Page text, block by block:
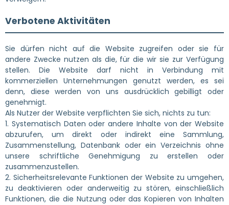
Verbotene Aktivitäten
Sie dürfen nicht auf die Website zugreifen oder sie für
andere Zwecke nutzen als die, für die wir sie zur Verfügung
stellen. Die Website darf nicht in Verbindung mit
kommerziellen Unternehmungen genutzt werden, es sei
denn, diese werden von uns ausdrücklich gebilligt oder
genehmigt.
Als Nutzer der Website verpflichten Sie sich, nichts zu tun:
1. Systematisch Daten oder andere Inhalte von der Website
abzurufen, um direkt oder indirekt eine Sammlung,
Zusammenstellung, Datenbank oder ein Verzeichnis ohne
unsere schriftliche Genehmigung zu erstellen oder
zusammenzustellen.
2. Sicherheitsrelevante Funktionen der Website zu umgehen,
zu deaktivieren oder anderweitig zu stören, einschließlich
Funktionen, die die Nutzung oder das Kopieren von Inhalten